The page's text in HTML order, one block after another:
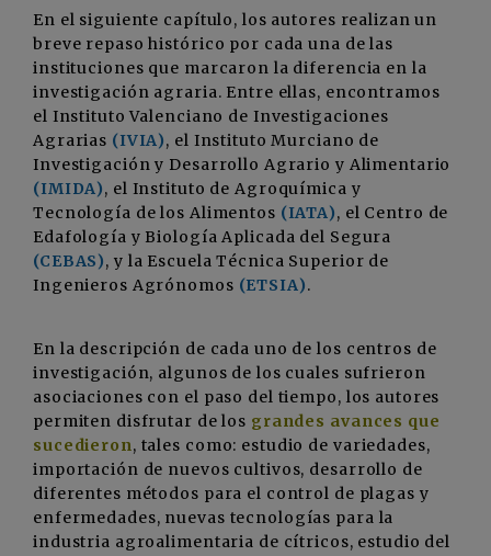
En el siguiente capítulo, los autores realizan un
breve repaso histórico por cada una de las
instituciones que marcaron la diferencia en la
investigación agraria. Entre ellas, encontramos
el Instituto Valenciano de Investigaciones
Agrarias (IVIA), el Instituto Murciano de
Investigación y Desarrollo Agrario y Alimentario
(IMIDA), el Instituto de Agroquímica y
Tecnología de los Alimentos (IATA), el Centro de
Edafología y Biología Aplicada del Segura
(CEBAS), y la Escuela Técnica Superior de
Ingenieros Agrónomos (ETSIA).
En la descripción de cada uno de los centros de
investigación, algunos de los cuales sufrieron
asociaciones con el paso del tiempo, los autores
permiten disfrutar de los grandes avances que
sucedieron, tales como: estudio de variedades,
importación de nuevos cultivos, desarrollo de
diferentes métodos para el control de plagas y
enfermedades, nuevas tecnologías para la
industria agroalimentaria de cítricos, estudio del